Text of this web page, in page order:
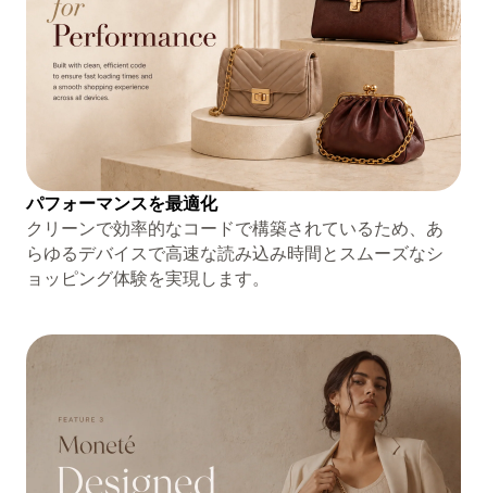
パフォーマンスを最適化
クリーンで効率的なコードで構築されているため、あ
らゆるデバイスで高速な読み込み時間とスムーズなシ
ョッピング体験を実現します。